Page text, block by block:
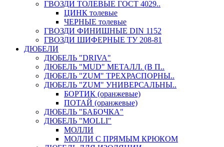
ГВОЗДИ ТОЛЕВЫЕ ГОСТ 4029..
ЦИНК толевые
ЧЕРНЫЕ толевые
ГВОЗДИ ФИНИШНЫЕ DIN 1152
ГВОЗДИ ШИФЕРНЫЕ ТУ 208-81
ДЮБЕЛИ
ДЮБЕЛЬ "DRIVA"
ДЮБЕЛЬ "MUD" МЕТАЛЛ. (В П..
ДЮБЕЛЬ "ZUM" ТРЕХРАСПОРНЫ..
ДЮБЕЛЬ "ZUM" УНИВЕРСАЛЬНЫ..
БОРТИК (оранжевые)
ПОТАЙ (оранжевые)
ДЮБЕЛЬ "БАБОЧКА"
ДЮБЕЛЬ "МOLLI"
МОЛЛИ
МОЛЛИ С ПРЯМЫМ КРЮКОМ